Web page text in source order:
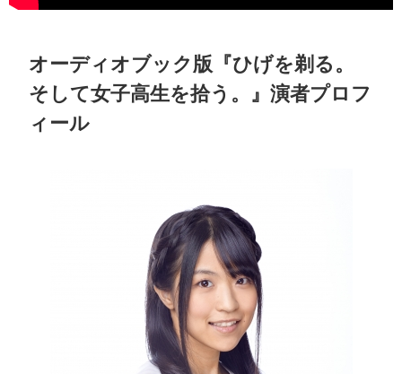
オーディオブック版『ひげを剃る。
そして女子高生を拾う。』演者プロフ
ィール